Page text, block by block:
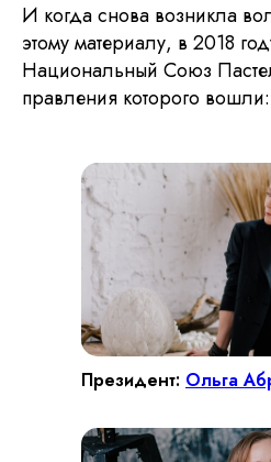
И когда снова возникла
этому материалу, в 2018
Национальный Союз
правления которого вошли:
Президент: Ольга